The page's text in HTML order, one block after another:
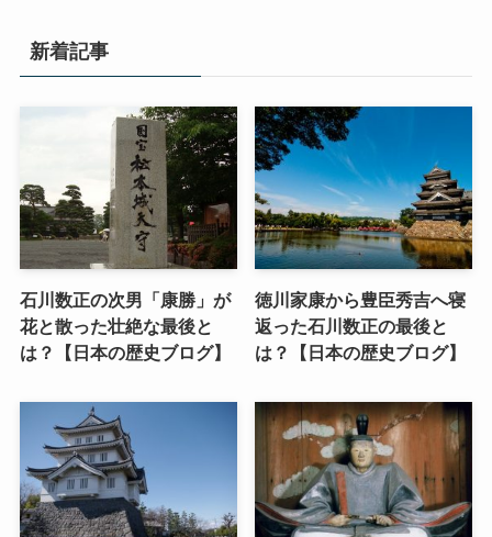
新着記事
石川数正の次男「康勝」が
花と散った壮絶な最後と
は？【日本の歴史ブログ】
徳川家康から豊臣秀吉へ寝
返った石川数正の最後と
は？【日本の歴史ブログ】